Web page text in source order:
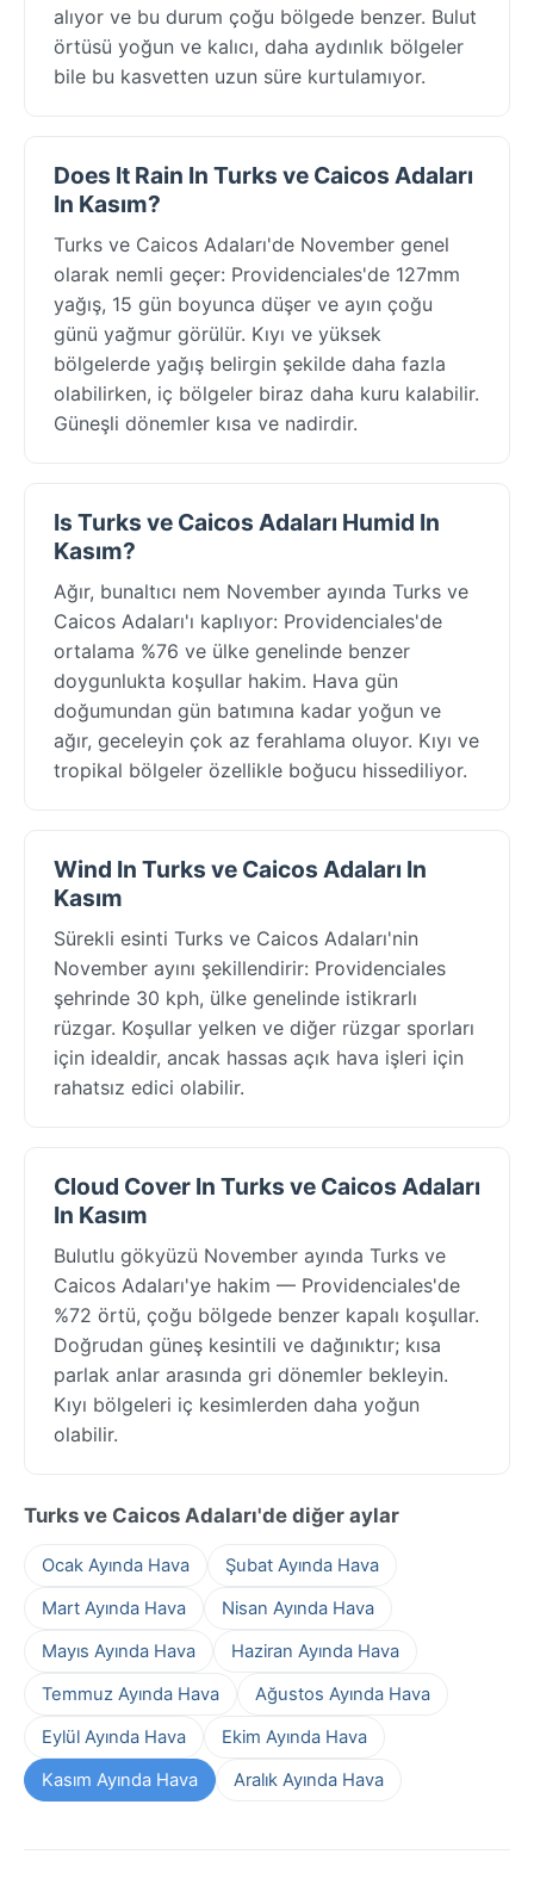
alıyor ve bu durum çoğu bölgede benzer. Bulut
örtüsü yoğun ve kalıcı, daha aydınlık bölgeler
bile bu kasvetten uzun süre kurtulamıyor.
Does It Rain In Turks ve Caicos Adaları
In Kasım?
Turks ve Caicos Adaları'de November genel
olarak nemli geçer: Providenciales'de 127mm
yağış, 15 gün boyunca düşer ve ayın çoğu
günü yağmur görülür. Kıyı ve yüksek
bölgelerde yağış belirgin şekilde daha fazla
olabilirken, iç bölgeler biraz daha kuru kalabilir.
Güneşli dönemler kısa ve nadirdir.
Is Turks ve Caicos Adaları Humid In
Kasım?
Ağır, bunaltıcı nem November ayında Turks ve
Caicos Adaları'ı kaplıyor: Providenciales'de
ortalama %76 ve ülke genelinde benzer
doygunlukta koşullar hakim. Hava gün
doğumundan gün batımına kadar yoğun ve
ağır, geceleyin çok az ferahlama oluyor. Kıyı ve
tropikal bölgeler özellikle boğucu hissediliyor.
Wind In Turks ve Caicos Adaları In
Kasım
Sürekli esinti Turks ve Caicos Adaları'nin
November ayını şekillendirir: Providenciales
şehrinde 30 kph, ülke genelinde istikrarlı
rüzgar. Koşullar yelken ve diğer rüzgar sporları
için idealdir, ancak hassas açık hava işleri için
rahatsız edici olabilir.
Cloud Cover In Turks ve Caicos Adaları
In Kasım
Bulutlu gökyüzü November ayında Turks ve
Caicos Adaları'ye hakim — Providenciales'de
%72 örtü, çoğu bölgede benzer kapalı koşullar.
Doğrudan güneş kesintili ve dağınıktır; kısa
parlak anlar arasında gri dönemler bekleyin.
Kıyı bölgeleri iç kesimlerden daha yoğun
olabilir.
Turks ve Caicos Adaları'de diğer aylar
Ocak Ayında Hava
Şubat Ayında Hava
Mart Ayında Hava
Nisan Ayında Hava
Mayıs Ayında Hava
Haziran Ayında Hava
Temmuz Ayında Hava
Ağustos Ayında Hava
Eylül Ayında Hava
Ekim Ayında Hava
Kasım Ayında Hava
Aralık Ayında Hava